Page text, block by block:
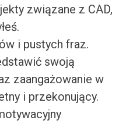
związane z CAD,
i pustych fraz.
swoją
zaangażowanie w
i przekonujący.